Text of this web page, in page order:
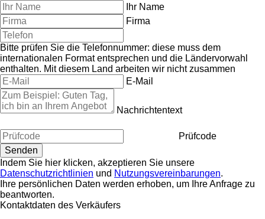
Ihr Name
Firma
Bitte prüfen Sie die Telefonnummer: diese muss dem
internationalen Format entsprechen und die Ländervorwahl
enthalten. Mit diesem Land arbeiten wir nicht zusammen
E-Mail
Nachrichtentext
Prüfcode
Indem Sie hier klicken, akzeptieren Sie unsere
Datenschutzrichtlinien und Nutzungsvereinbarungen.
Ihre persönlichen Daten werden erhoben, um Ihre Anfrage zu
beantworten.
Kontaktdaten des Verkäufers